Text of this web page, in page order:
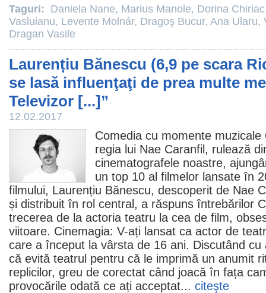
Taguri: Daniela Nane, Marius Manole, Dorina Chiriac
Vasluianu, Levente Molnár, Dragoş Bucur, Ana Ularu,
Dragan Vasile
Laurențiu Bănescu (6,9 pe scara
se lasă influenţaţi de prea multe
Televizor [...]”
12.02.2017
Comedia cu momente muzicale
regia lui Nae Caranfil , rulează
cinematografele noastre,
un top 10 al filmelor lansate în
filmului, Laurențiu Bănescu, descoperit de Nae
și distribuit în rol central, a răspuns întrebărilor
trecerea de la actoria teatru la cea de film,
viitoare. Cinemagia: V-ați lansat ca actor de
care a început la vârsta de 16 ani. Discutând
că evită teatrul pentru că le imprimă un anumit
replicilor, greu de corectat când joacă în fața
provocările odată ce ați acceptat... citeşte